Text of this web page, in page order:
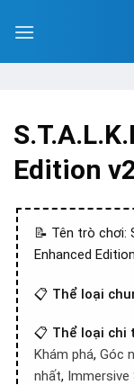
Edition
📝 Tên trò chơi:
Enhanced Edition
📋 Thể loại
📋 Thể loại chi
Khám phá, Góc
nhất, Immersive